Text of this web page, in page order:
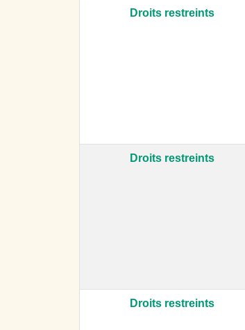
Droits restreints
Droits restreints
Droits restreints